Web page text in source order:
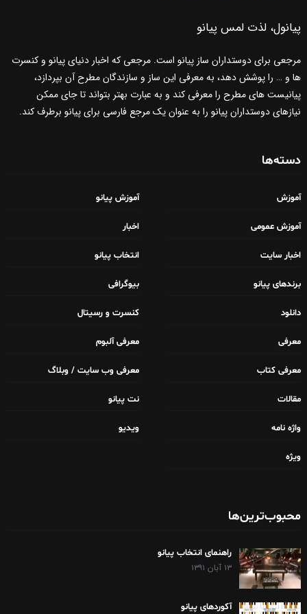
پیانول، لذت لمس پیانو
مرجعی برای دوستداران ساز پیانو است. مرجعی که اخبار دنیای پیانو و کنسرت
ها و … را پوشش دهد، به معرفی این ساز و سازندگان مطرح آن بپردازد،
پیانیست های مطرح را معرفی کند و به عبارت بهتر بتواند تا جای ممکن
نیازهای دوستداران پیانو را به عنوان یک مرجع فارسی برای پیانو برطرف کند.
دسته‌ها
آموزش آموزش پیانو
آموزش عمومی اخبار
اخبار سایت انتخاب پیانو
برندهای پیانو بیوگرافی
دانلود کنسرت و رسیتال
معرفی معرفی آلبوم
معرفی کتاب معرفی وب سایت / وبلاگ
مقالات نت پیانو
واژه نامه ویدیو
ویژه
محبوب‌ترین‌ها
راهنمای انتخاب پیانو
۱۳ آبان ۱۳۹۱
آکوردهای پیانو